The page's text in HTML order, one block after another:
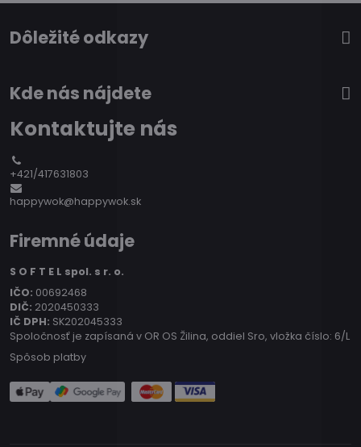
Dôležité odkazy
Kde nás nájdete
Kontaktujte nás
+421/417631803
happywok@happywok.sk
Firemné údaje
S O F T E L spol. s r. o.
IČO: 00692468
DIČ: 2020450333
IČ DPH: SK202045333
Spoločnosť je zapísaná v OR OS Žilina, oddiel Sro, vložka číslo: 6/L
Spôsob platby